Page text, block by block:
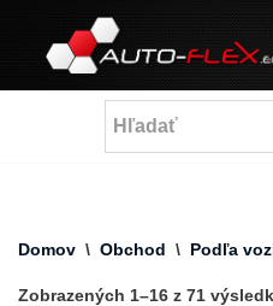
Prejsť
na
Domov \ Obchod \ Podľa
Zobrazených 1–16 z 71